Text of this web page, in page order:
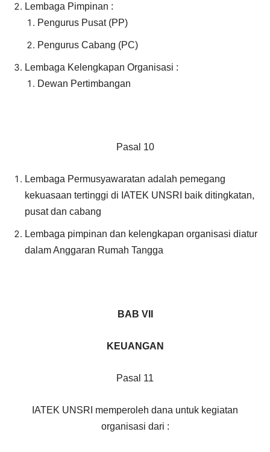
Lembaga Pimpinan :
Pengurus Pusat (PP)
Pengurus Cabang (PC)
Lembaga Kelengkapan Organisasi :
Dewan Pertimbangan
Pasal 10
Lembaga Permusyawaratan adalah pemegang
kekuasaan tertinggi di IATEK UNSRI baik ditingkatan,
pusat dan cabang
Lembaga pimpinan dan kelengkapan organisasi diatur
dalam Anggaran Rumah Tangga
BAB VII
KEUANGAN
Pasal 11
IATEK UNSRI memperoleh dana untuk kegiatan
organisasi dari :